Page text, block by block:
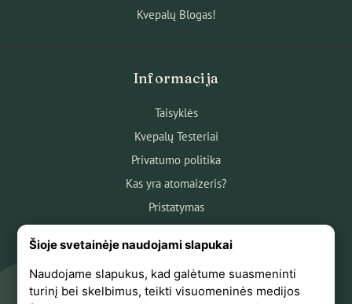
Kvepalų Blogas!
Informacija
Taisyklės
Kvepalų Testeriai
Privatumo politika
Kas yra atomaizeris?
Pristatymas
Apie mus
Atsiliepimai
Šioje svetainėje naudojami slapukai
Naudojame slapukus, kad galėtume suasmeninti
turinį bei skelbimus, teikti visuomeninės medijos